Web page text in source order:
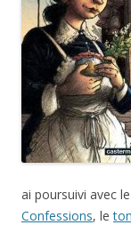
ai poursuivi avec
Confessions, le